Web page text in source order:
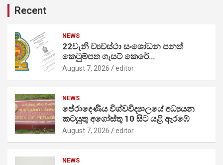
Recent
NEWS
22වැනි ව්‍යවස්ථා සංශෝධන පනත්
කෙටුම්පත ගැසට් කෙරේ…
August 7, 2026 editor
NEWS
පේරාදෙණිය විශ්වවිද්‍යාලයේ අධ්‍යයන
කටයුතු අගෝස්තු 10 සිට යළි ඇරඹේ
August 7, 2026 editor
NEWS